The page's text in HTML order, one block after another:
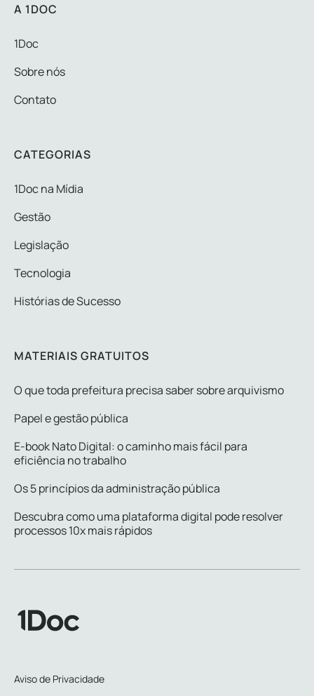
A 1DOC
1Doc
Sobre nós
Contato
CATEGORIAS
1Doc na Mídia
Gestão
Legislação
Tecnologia
Histórias de Sucesso
MATERIAIS GRATUITOS
O que toda prefeitura precisa saber sobre arquivismo
Papel e gestão pública
E-book Nato Digital: o caminho mais fácil para
eficiência no trabalho
Os 5 princípios da administração pública
Descubra como uma plataforma digital pode resolver
processos 10x mais rápidos
Aviso de Privacidade